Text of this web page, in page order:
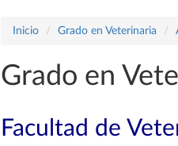
Inicio Grado en Veterinaria
Grado en
Facultad de